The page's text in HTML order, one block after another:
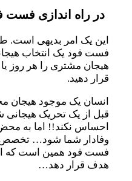
در راه اندازی فست فود
این یک امر بدیهی است. طبق
فست فود یک انتخاب هیجانی
هیجان مشتری را هر روز یا هفته
قرار دهید.
انسان یک موجود هیجان محور
قبل از یک تحریک هیجانی
احساس نکند!! اما به محض
وفادار شما شود… تخصص یک
فست فود همین است که این
هدف قرار دهد…